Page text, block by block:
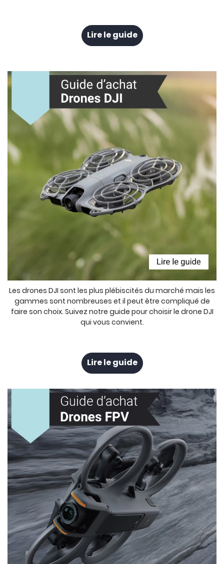
Lire le guide
Les drones DJI sont les plus plébiscités du marché mais les
gammes sont nombreuses et il peut être compliqué de
faire son choix. Suivez notre guide pour choisir le drone DJI
qui vous convient.
Lire le guide